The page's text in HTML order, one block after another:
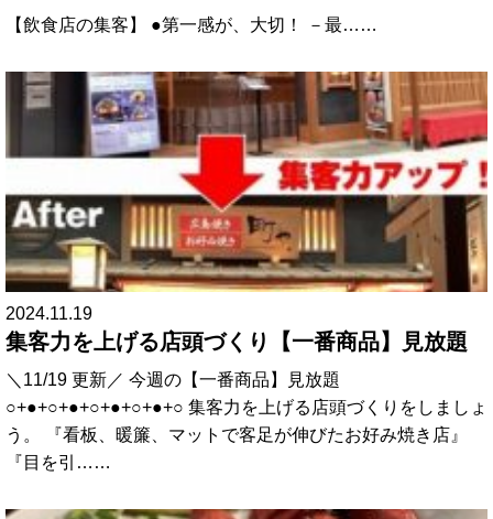
【飲食店の集客】 ●第一感が、大切！ －最……
2024.11.19
集客力を上げる店頭づくり【一番商品】見放題
＼11/19 更新／ 今週の【一番商品】見放題
○+●+○+●+○+●+○+●+○ 集客力を上げる店頭づくりをしましょ
う。 『看板、暖簾、マットで客足が伸びたお好み焼き店』
『目を引……